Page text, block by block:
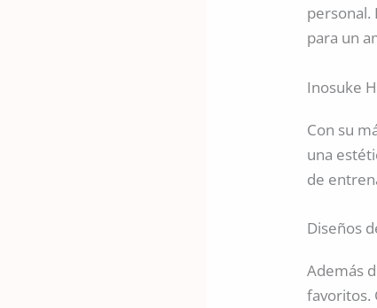
personal.
para un
Inosuke
Con su
una
de
Diseños
Además
favoritos.